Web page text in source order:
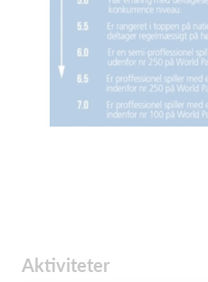
Aktiviteter